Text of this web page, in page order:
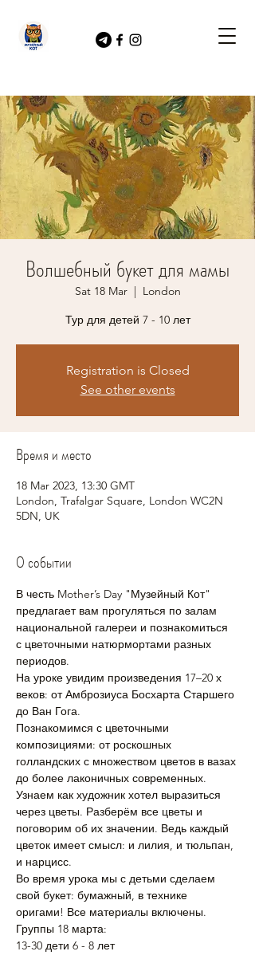
Волшебный букет для мамы
Sat 18 Mar
  |
London
Тур для детей 7 - 10 лет
Registration is Closed
See other events
Время и место
18 Mar 2023, 13:30 GMT
London, Trafalgar Square, London WC2N
5DN, UK
О событии
В честь Mother’s Day "Музейный Кот"
предлагает вам прогуляться по залам
национальной галереи и познакомиться
с цветочными натюрмортами разных
периодов.
На уроке увидим произведения 17–20 х
веков: от Амброзиуса Босхарта Старшего
до Ван Гога.
Познакомимся с цветочными
композициями: от роскошных
голландских с множеством цветов в вазах
до более лаконичных современных.
Узнаем как художник хотел выразиться
через цветы. Разберём все цветы и
поговорим об их значении. Ведь каждый
цветок имеет смысл: и лилия, и тюльпан,
и нарцисс.
Во время урока мы с детьми сделаем
свой букет: бумажный, в технике
оригами! Все материалы включены.
Группы 18 марта:
13-30 дети 6 - 8 лет